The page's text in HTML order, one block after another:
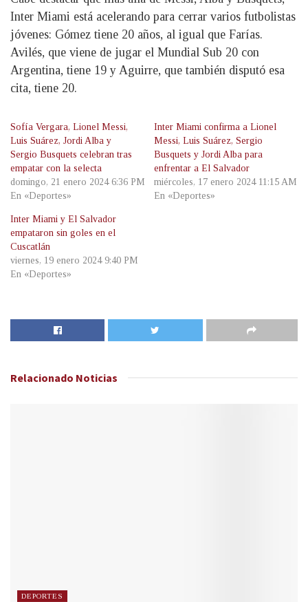
Inter Miami está acelerando para cerrar varios futbolistas
jóvenes: Gómez tiene 20 años, al igual que Farías.
Avilés, que viene de jugar el Mundial Sub 20 con
Argentina, tiene 19 y Aguirre, que también disputó esa
cita, tiene 20.
Sofía Vergara, Lionel Messi,
Luis Suárez, Jordi Alba y
Sergio Busquets celebran tras
empatar con la selecta
domingo, 21 enero 2024 6:36 PM
En «Deportes»
Inter Miami confirma a Lionel
Messi, Luis Suárez, Sergio
Busquets y Jordi Alba para
enfrentar a El Salvador
miércoles, 17 enero 2024 11:15 AM
En «Deportes»
Inter Miami y El Salvador
empataron sin goles en el
Cuscatlán
viernes, 19 enero 2024 9:40 PM
En «Deportes»
Relacionado Noticias
DEPORTES